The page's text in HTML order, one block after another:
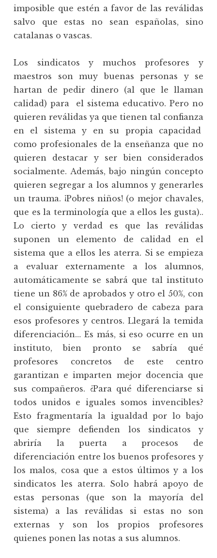
imposible que estén a favor de las reválidas
salvo que estas no sean españolas, sino
catalanas o vascas.
Los sindicatos y muchos profesores y
maestros son muy buenas personas y se
hartan de pedir dinero (al que le llaman
calidad) para el sistema educativo. Pero no
quieren reválidas ya que tienen tal confianza
en el sistema y en su propia capacidad
como profesionales de la enseñanza que no
quieren destacar y ser bien considerados
socialmente. Además, bajo ningún concepto
quieren segregar a los alumnos y generarles
un trauma. ¡Pobres niños! (o mejor chavales,
que es la terminología que a ellos les gusta)..
Lo cierto y verdad es que las reválidas
suponen un elemento de calidad en el
sistema que a ellos les aterra. Si se empieza
a evaluar externamente a los alumnos,
automáticamente se sabrá que tal instituto
tiene un 86% de aprobados y otro el 50%, con
el consiguiente quebradero de cabeza para
esos profesores y centros. Llegará la temida
diferenciación… Es más, si eso ocurre en un
instituto, bien pronto se sabría qué
profesores concretos de este centro
garantizan e imparten mejor docencia que
sus compañeros. ¿Para qué diferenciarse si
todos unidos e iguales somos invencibles?
Esto fragmentaría la igualdad por lo bajo
que siempre defienden los sindicatos y
abriría la puerta a procesos de
diferenciación entre los buenos profesores y
los malos, cosa que a estos últimos y a los
sindicatos les aterra. Solo habrá apoyo de
estas personas (que son la mayoría del
sistema) a las reválidas si estas no son
externas y son los propios profesores
quienes ponen las notas a sus alumnos.